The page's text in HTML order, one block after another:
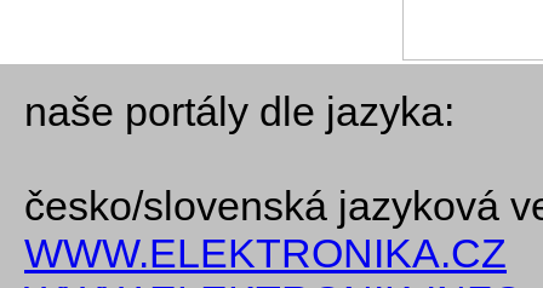
naše portály dle jazyka:
česko/slovenská jazyková
WWW.ELEKTRONIKA.CZ